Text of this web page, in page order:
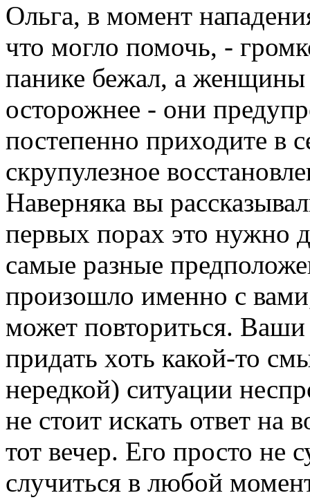
Ольга, в момент
что могло помочь, -
панике бежал, а женщины
осторожнее - они
постепенно приходите в
скрупулезное
Наверняка вы
первых порах это нужно
самые разные
произошло именно с
может повториться.
придать хоть какой-то
нередкой) ситуации
не стоит искать ответ
тот вечер. Его просто не
случиться в любой